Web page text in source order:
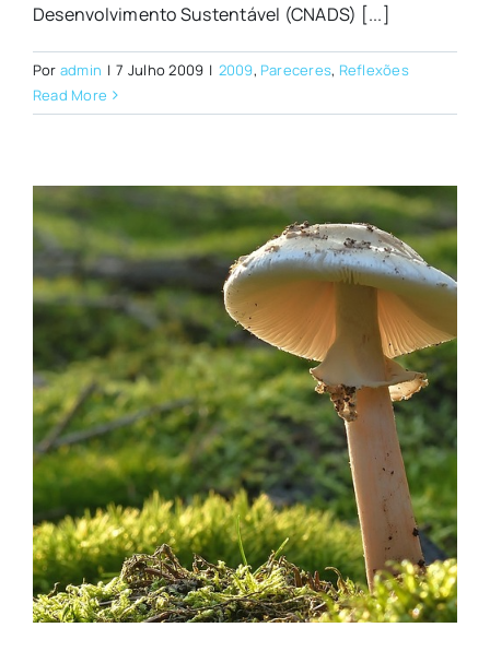
Desenvolvimento Sustentável (CNADS) [...]
Por admin | 7 Julho 2009 | 2009, Pareceres, Reflexões
Read More